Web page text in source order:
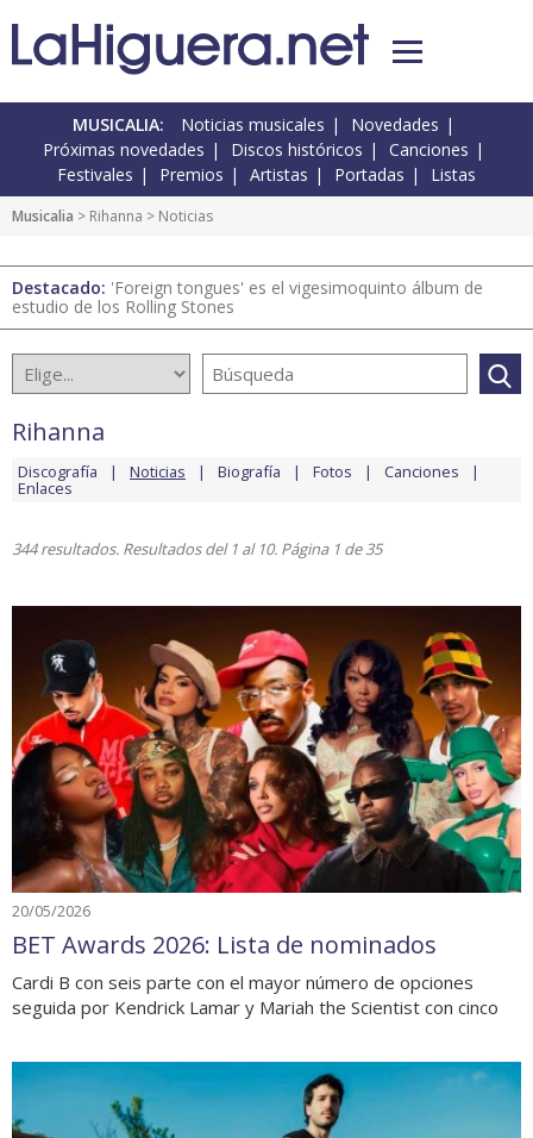
MUSICALIA: Noticias musicales
Novedades
Próximas novedades
Discos históricos
Canciones
Festivales
Premios Artistas Portadas Listas
Musicalia > Rihanna > Noticias
Destacado: 'Foreign tongues' es el vigesimoquinto álbum de
estudio de los Rolling Stones
Rihanna
Discografía Noticias Biografía Fotos Canciones
Enlaces
344 resultados. Resultados del 1 al 10. Página 1 de 35
20/05/2026
BET Awards 2026: Lista de nominados
Cardi B con seis parte con el mayor número de opciones
seguida por Kendrick Lamar y Mariah the Scientist con cinco